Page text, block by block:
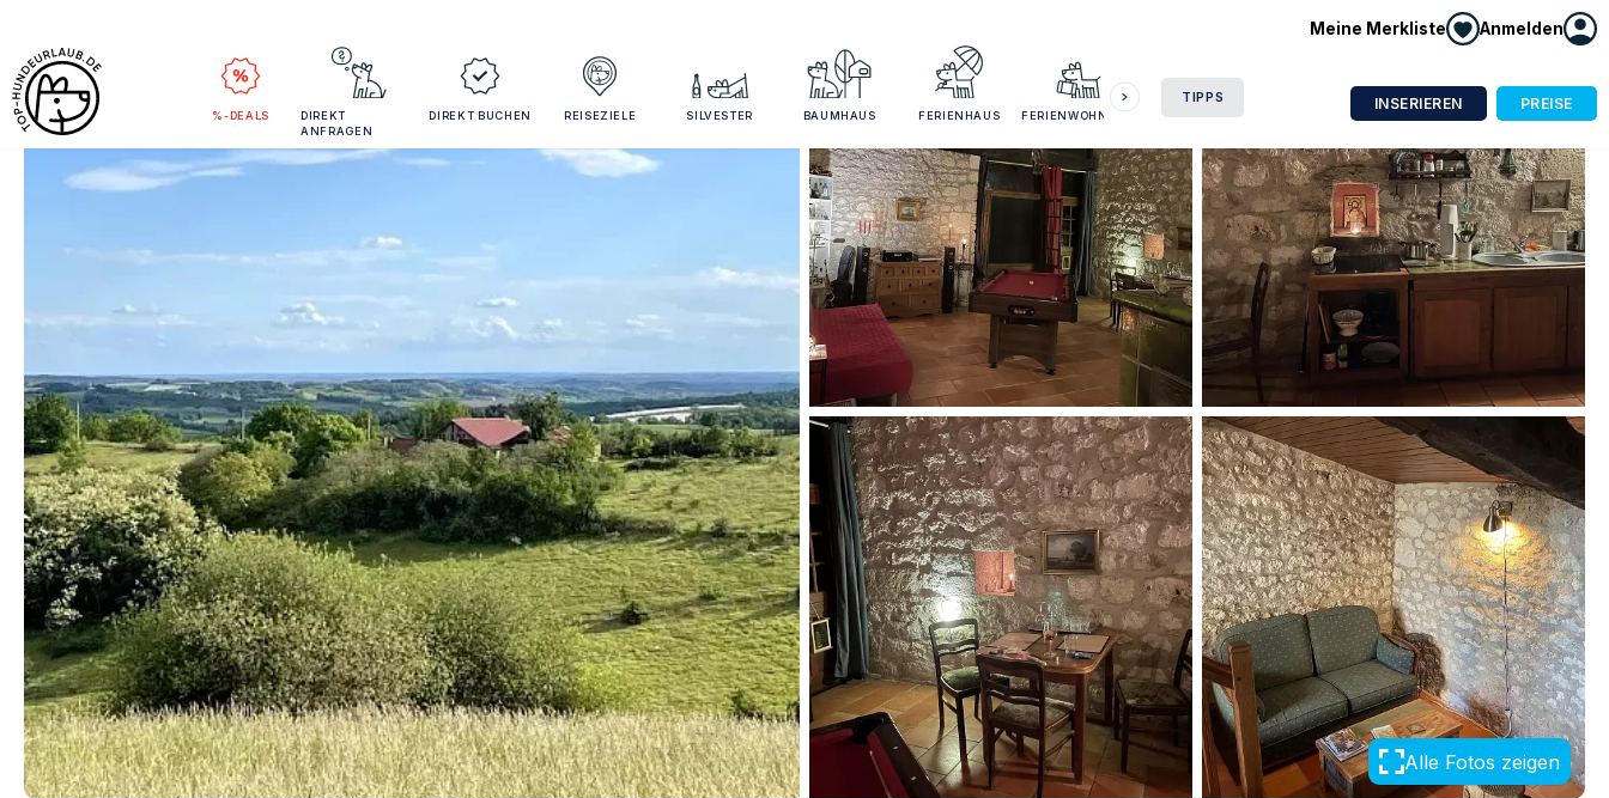
Meine Merkliste Anmelden
%-DEALS
DIREKT
ANFRAGEN
DIREKT BUCHEN REISEZIELE SILVESTER BAUMHAUS FERIENHAUS FERIENWOHNUNG
TIPPS INSERIEREN PREISE
Alle Fotos zeigen